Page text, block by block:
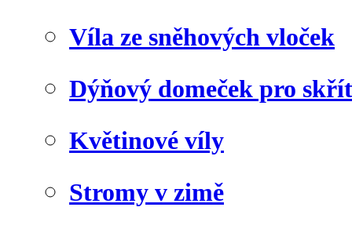
Víla ze sněhových vloček
Dýňový domeček pro
Květinové víly
Stromy v zimě